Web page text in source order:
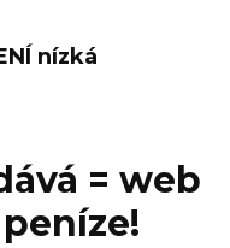
nízká
= web